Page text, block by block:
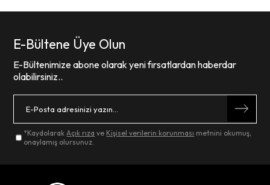
E-Bültene Üye Olun
E-Bültenimize abone olarak yeni fırsatlardan haberdar
olabilirsiniz..
*KaydolarakAçık rıza ve Kişisel verilerin korunması metnini okumuş,
onaylamış olursunuz.